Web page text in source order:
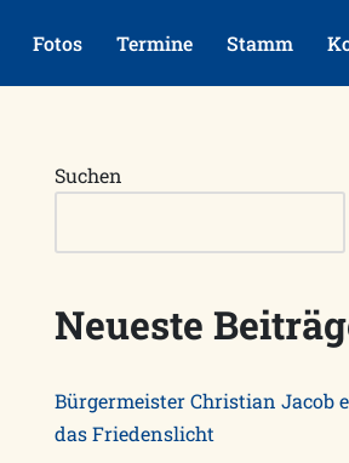
Fotos Termine Stamm
Suchen
Neueste
Bürgermeister Christian Jacob
das Friedenslicht